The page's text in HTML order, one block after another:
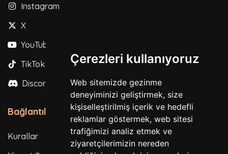
Çerezleri kullanıyoruz
Web sitemizde gezinme
deneyiminizi geliştirmek, size
kişiselleştirilmiş içerik ve hedefli
reklamlar göstermek, web sitesi
trafiğimizi analiz etmek ve
ziyaretçilerimizin nereden
Instagram
X
YouTube
TikTok
Discord
Bağlantılar
Kurallar